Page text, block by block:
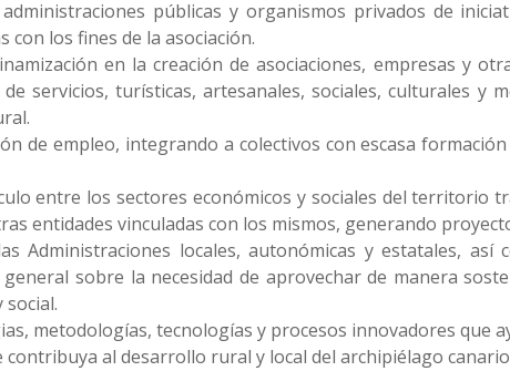
públicas y organismos privados de
con los fines de la asociación.
en la creación de asociaciones, empresas y
servicios, turísticas, artesanales, sociales, culturales y
de empleo, integrando a colectivos con escasa
entre los sectores económicos y sociales del territorio
entidades vinculadas con los mismos, generando
Administraciones locales, autonómicas y estatales,
sobre la necesidad de aprovechar de manera
metodologías, tecnologías y procesos innovadores que
al desarrollo rural y local del archipiélago